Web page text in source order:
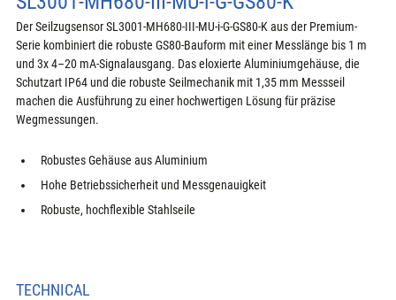
Der Seilzugsensor SL3001-MH680-III-MU-i-G-GS80-K aus der Premium-
Serie kombiniert die robuste GS80-Bauform mit einer Messlänge bis 1 m
und 3x 4–20 mA-Signalausgang. Das eloxierte Aluminiumgehäuse, die
Schutzart IP64 und die robuste Seilmechanik mit 1,35 mm Messseil
machen die Ausführung zu einer hochwertigen Lösung für präzise
Wegmessungen.
Robustes Gehäuse aus Aluminium
Hohe Betriebssicherheit und Messgenauigkeit
Robuste, hochflexible Stahlseile
TECHNICAL